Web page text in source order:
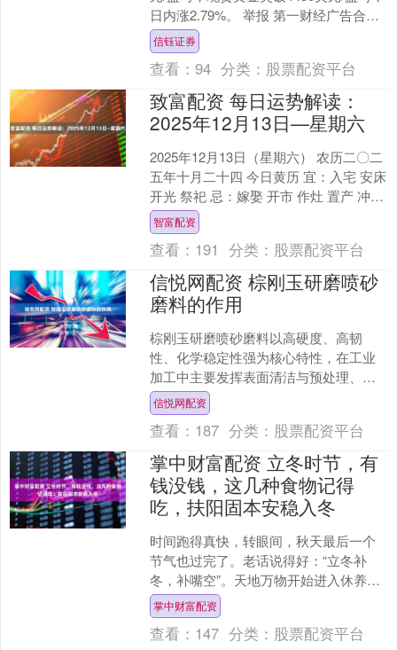
日内涨2.79%。 举报 第一财经广告合
作，请点击这里此内容为第一财经原
创，....
信钰证券
查看：94 分类： 股票配资平台
致富配资 每日运势解读：
2025年12月13日—星期六
2025年12月13日（星期六） 农历二〇二
五年十月二十四 今日黄历 宜：入宅 安床
开光 祭祀 忌：嫁娶 开市 作灶 置产 冲：
龙日冲(庚戌)狗 有利方位： ....
智富配资
查看： 191 分类： 股票配资平台
信悦网配资 棕刚玉研磨喷砂
磨料的作用
棕刚玉研磨喷砂磨料以高硬度、高韧
性、化学稳定性强为核心特性，在工业
加工中主要发挥表面清洁与预处理、表
面优化、功能强化三大作用，具体分析
如下： 一、表面清洁与预处....
信悦网配资
查看： 187 分类： 股票配资平台
掌中财富配资 立冬时节，有
钱没钱，这几种食物记得
吃，扶阳固本安稳入冬
时间跑得真快，转眼间，秋天最后一个
节气也过完了。老话说得好：“立冬补
冬，补嘴空”。天地万物开始进入休养、
收藏的状态，我们人体的阳气也会随着
自然规律渐渐潜藏起来。....
掌中财富配资
查看： 147 分类： 股票配资平台